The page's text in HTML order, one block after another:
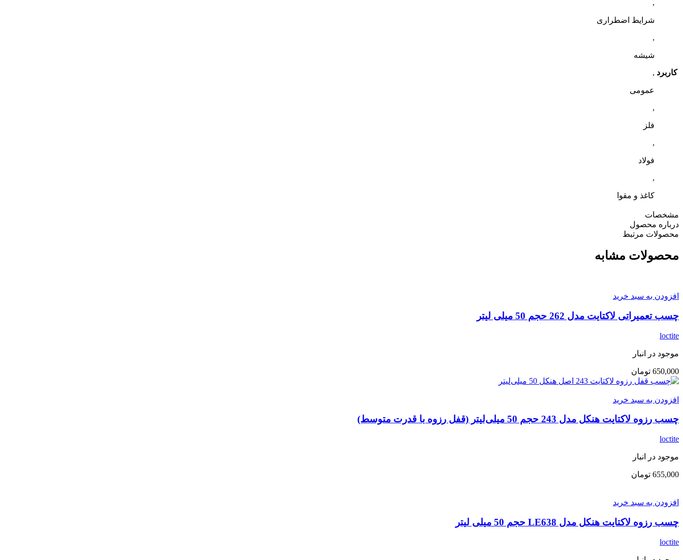
کاربرد
,
شرایط اضطراری
,
شیشه
,
عمومی
,
فلز
,
فولاد
,
کاغذ و مقوا
مشخصات
درباره محصول
محصولات مرتبط
محصولات مشابه
افزودن به سبد خرید
چسب تعمیراتی لاکتایت مدل 262 حجم 50 میلی لیتر
loctite
موجود در انبار
650,000 تومان
افزودن به سبد خرید
چسب رزوه لاکتایت هنکل مدل 243 حجم 50 میلی‌لیتر (قفل رزوه با قدرت متوسط)
loctite
موجود در انبار
655,000 تومان
افزودن به سبد خرید
چسب رزوه لاکتایت هنکل مدل LE638 حجم 50 میلی لیتر
loctite